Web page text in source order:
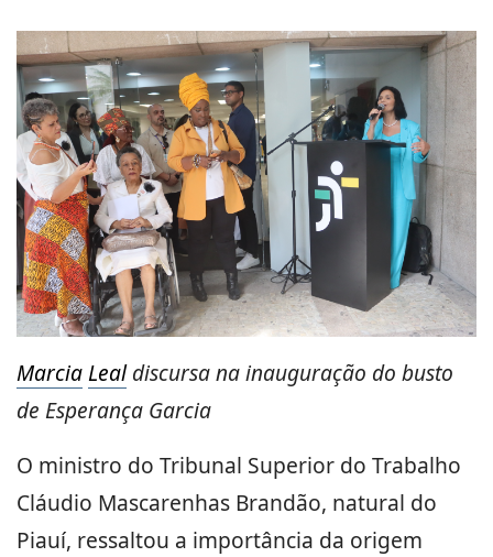
MarciaLealdiscursa na inauguração do busto
de Esperança Garcia
O ministro do Tribunal Superior do Trabalho
Cláudio Mascarenhas Brandão, natural do
Piauí, ressaltou a importância da origem